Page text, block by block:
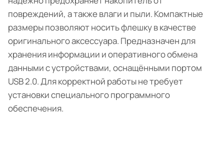
повреждений, а также влаги и пыли. Компактные
размеры позволяют носить флешку в качестве
оригинального аксессуара. Предназначен для
хранения информации и оперативного обмена
данными с устройствами, оснащёнными портом
USB 2.0. Для корректной работы не требует
установки специального программного
обеспечения.